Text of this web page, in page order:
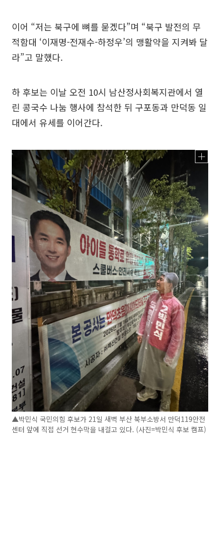
이어 “저는 북구에 뼈를 묻겠다”며 “북구 발전의 무
적함대 ‘이재명-전재수-하정우’의 맹활약을 지켜봐 달
라”고 말했다.
하 후보는 이날 오전 10시 남산정사회복지관에서 열
린 콩국수 나눔 행사에 참석한 뒤 구포동과 만덕동 일
대에서 유세를 이어간다.
▲박민식 국민의힘 후보가 21일 새벽 부산 북부소방서 만덕119안전
센터 앞에 직접 선거 현수막을 내걸고 있다. (사진=박민식 후보 캠프)